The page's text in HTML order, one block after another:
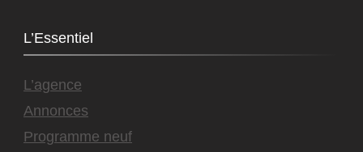
L’Essentiel
L’agence
Annonces
Programme neuf